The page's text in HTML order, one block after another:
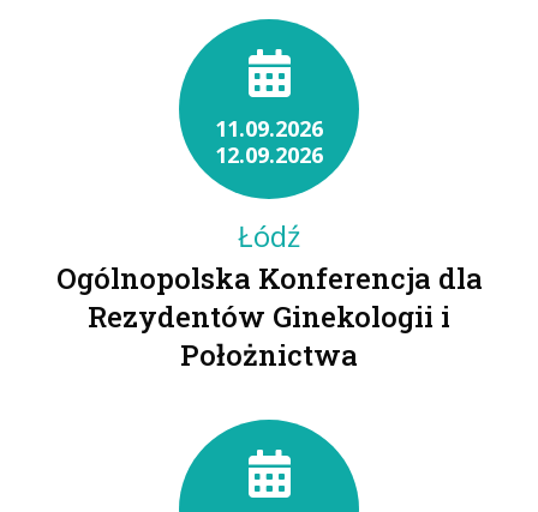
11.09.2026
12.09.2026
Łódź
Ogólnopolska Konferencja dla
Rezydentów Ginekologii i
Położnictwa